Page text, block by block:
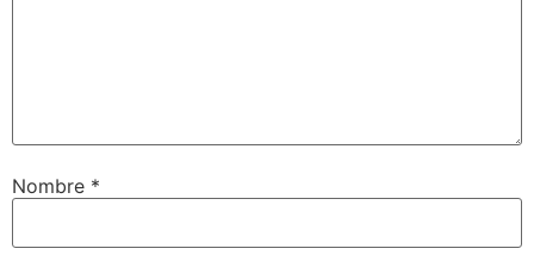
Nombre *